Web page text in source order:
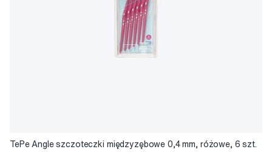
TePe Angle szczoteczki międzyzębowe 0,4 mm, różowe, 6 szt.